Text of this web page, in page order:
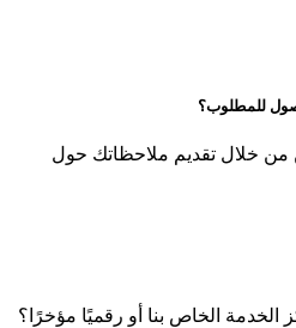
للمطلوب؟
من خلال تقديم ملاحظاتك حول
الخاص بنا أو رقميًا مؤخرًا؟